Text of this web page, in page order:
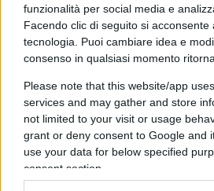
funzionalità per social media e
Facendo clic di seguito si acconsente
tecnologia. Puoi cambiare idea e
consenso in qualsiasi momento
Please note that this website/app
services and may gather and store
not limited to your visit or usage
grant or deny consent to Google and
use your data for below specified
consent section.
affari in bici. Ho scritto “chi
essere lasciato libero di usare
preferisce, e se usa l’auto
rammenti che pedalare fa
che non è sempre vera. È
consenta, a chi vuole
sicurezza. Ripeto: piste
ovunque protette. Nella città